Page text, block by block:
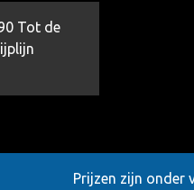
Tot de
Prijzen zijn onder